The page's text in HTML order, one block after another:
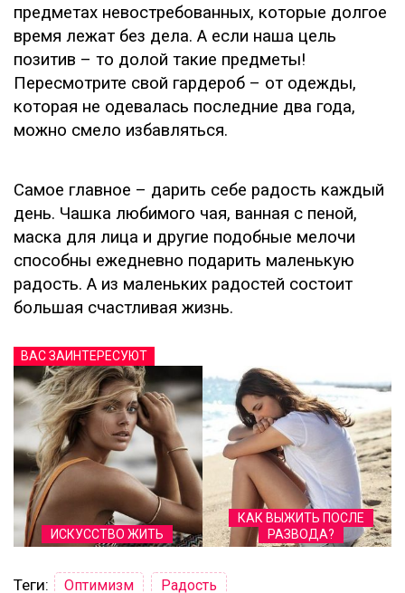
предметах невостребованных, которые долгое
время лежат без дела. А если наша цель
позитив – то долой такие предметы!
Пересмотрите свой гардероб – от одежды,
которая не одевалась последние два года,
можно смело избавляться.
Самое главное – дарить себе радость каждый
день. Чашка любимого чая, ванная с пеной,
маска для лица и другие подобные мелочи
способны ежедневно подарить маленькую
радость. А из маленьких радостей состоит
большая счастливая жизнь.
ВАС ЗАИНТЕРЕСУЮТ
ИСКУССТВО ЖИТЬ
КАК ВЫЖИТЬ ПОСЛЕ
РАЗВОДА?
Теги: Оптимизм Радость